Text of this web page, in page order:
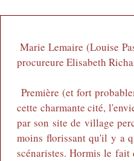
Marie Lemaire (Louise
procureure Elisabeth
Première (et fort
cette charmante cité,
par son site de village
moins florissant qu'il y a
scénaristes. Hormis le fait